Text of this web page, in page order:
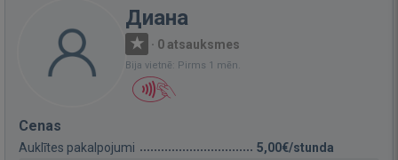
Диана
· 0 atsauksmes
Bija vietnē: Pirms 1 mēn.
Cenas
Auklītes pakalpojumi
5,00€/stunda